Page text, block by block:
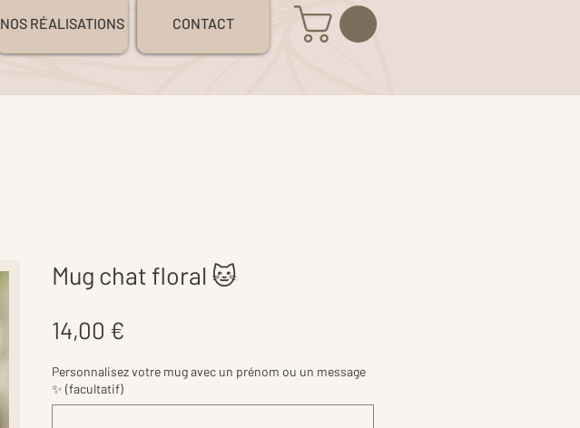
NOS RÉALISATIONS CONTACT
Mug chat floral 🐱
14,00 €
Personnalisez votre mug avec un prénom ou un message
✨ (facultatif)